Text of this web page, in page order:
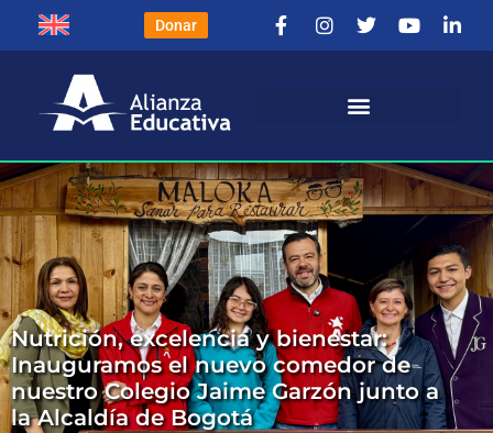
Donar
Nutrición, excelencia y bienestar:
Inauguramos el nuevo comedor de
nuestro Colegio Jaime Garzón junto a
la Alcaldía de Bogotá